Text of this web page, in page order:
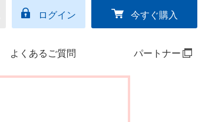
ログイン 今すぐ購入
よくあるご質問 パートナー